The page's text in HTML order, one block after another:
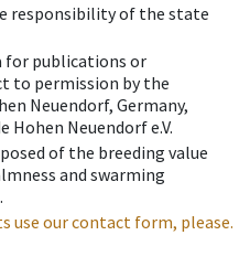
responsibility of the state
for publications or
to permission by the
Neuendorf, Germany,
Neuendorf e.V.
of the breeding value
and swarming
use our contact form, please.